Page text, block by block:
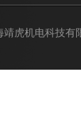
靖虎机电科技有